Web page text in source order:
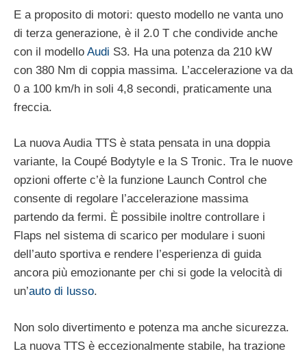
E a proposito di motori: questo modello ne vanta uno
di terza generazione, è il 2.0 T che condivide anche
con il modello Audi S3. Ha una potenza da 210 kW
con 380 Nm di coppia massima. L’accelerazione va da
0 a 100 km/h in soli 4,8 secondi, praticamente una
freccia.
La nuova Audia TTS è stata pensata in una doppia
variante, la Coupé Bodytyle e la S Tronic. Tra le nuove
opzioni offerte c’è la funzione Launch Control che
consente di regolare l’accelerazione massima
partendo da fermi. È possibile inoltre controllare i
Flaps nel sistema di scarico per modulare i suoni
dell’auto sportiva e rendere l’esperienza di guida
ancora più emozionante per chi si gode la velocità di
un’auto di lusso.
Non solo divertimento e potenza ma anche sicurezza.
La nuova TTS è eccezionalmente stabile, ha trazione